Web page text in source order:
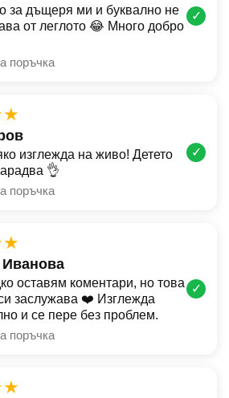
за дъщеря ми и буквално не
от леглото 😂 Много добро
поръчка
✓
изглежда на живо! Детето
👌
поръчка
✓
оставям коментари, но това
заслужава ❤️ Изглежда
и се пере без проблем.
поръчка
✓